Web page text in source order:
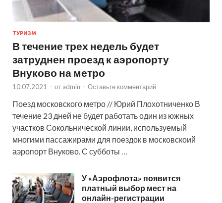
ТУРИЗМ
В течение трех недель будет
затруднен проезд к аэропорту
Внуково на метро
10.07.2021 - от admin - Оставьте комментарий
Поезд московского метро // Юрий Плохотниченко В
течение 23 дней не будет работать один из южных
участков Сокольнической линии, используемый
многими пассажирами для поездок в московскоий
аэропорт Внуково. С субботы …
У «Аэрофлота» появится
платный выбор мест на
онлайн-регистрации